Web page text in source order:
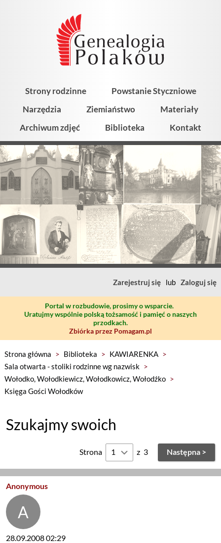
Strony rodzinne
Powstanie Styczniowe
Narzędzia
Ziemiaństwo
Materiały
Archiwum zdjęć
Biblioteka Kontakt
Zarejestruj się lub Zaloguj się
Portal w rozbudowie, prosimy o wsparcie.
Uratujmy wspólnie polską tożsamość i pamięć o naszych
przodkach.
Zbiórka przez Pomagam.pl
Strona główna > Biblioteka > KAWIARENKA >
Sala otwarta - stoliki rodzinne wg nazwisk >
Wołodko, Wołodkiewicz, Wołodkowicz, Wołodźko >
Księga Gości Wołodków
Szukajmy swoich
Strona z 3 Następna >
Anonymous
28.09.2008 02:29